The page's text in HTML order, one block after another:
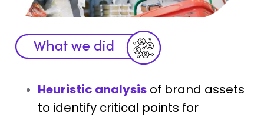
Heuristic analysis of brand assets
to identify critical points for